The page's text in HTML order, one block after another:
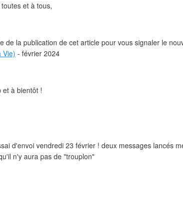
et à tous,
de la publication de cet article pour vous signaler le
Vie) - février 2024
et à bientôt !
d'envoi vendredi 23 février ! deux messages lancés
n'y aura pas de "trouplon"